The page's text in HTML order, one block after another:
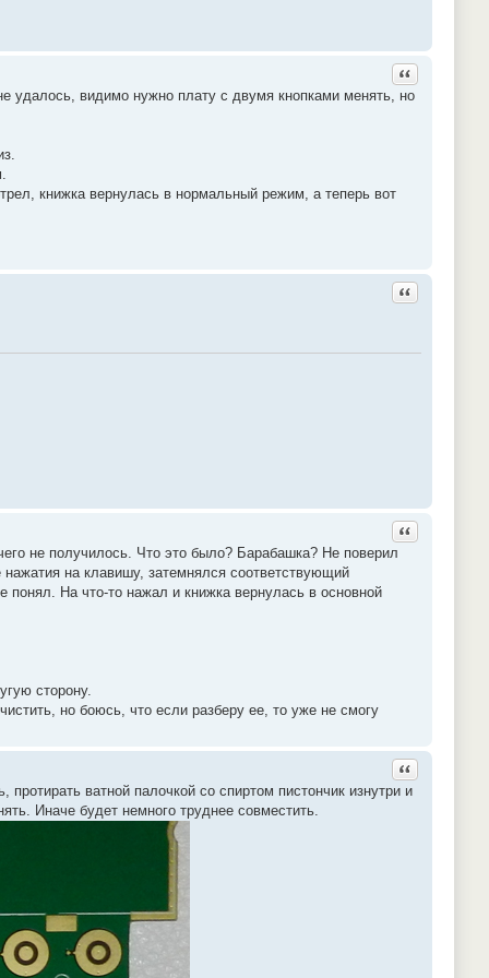
Ответить с
удалось, видимо нужно плату с двумя кнопками менять, но
книжка вернулась в нормальный режим, а теперь вот
Ответить с
Ответить с
не получилось. Что это было? Барабашка? Не поверил
на клавишу, затемнялся соответствующий
На что-то нажал и книжка вернулась в основной
сторону.
но боюсь, что если разберу ее, то уже не смогу
Ответить с
ватной палочкой со спиртом пистончик изнутри и
Иначе будет немного труднее совместить.